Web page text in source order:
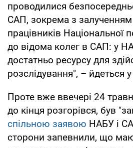
проводилися
САП, зокрема з
працівників Національної
до відома колег в САП: у
достатньо ресурсу для
розслідування", – йдеться
Проте вже ввечері 24
до кінця розгорівся, був
спільною заявою НАБУ і
сторони запевнили, що